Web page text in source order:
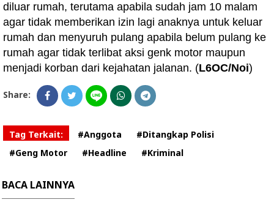
diluar rumah, terutama apabila sudah jam 10 malam
agar tidak memberikan izin lagi anaknya untuk keluar
rumah dan menyuruh pulang apabila belum pulang ke
rumah agar tidak terlibat aksi genk motor maupun
menjadi korban dari kejahatan jalanan. (L6OC/Noi)
Share:
Tag Terkait: #Anggota
#Ditangkap Polisi
#Geng Motor
#Headline #Kriminal
BACA LAINNYA